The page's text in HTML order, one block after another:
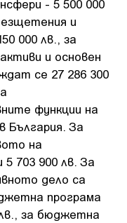
- 5 500 000
и
000 лв., за
и основен
се 27 286 300
функции на
България. За
на
703 900 лв. За
дело са
програма
за бюджетна